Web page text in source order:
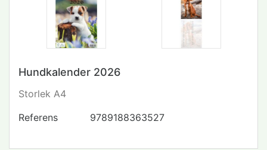
Hundkalender 2026
Storlek A4
Referens
9789188363527